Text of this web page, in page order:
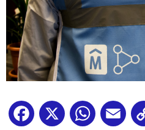
Facebook
X WhatsApp